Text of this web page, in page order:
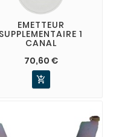
EMETTEUR
SUPPLEMENTAIRE 1
CANAL
70,60 €
